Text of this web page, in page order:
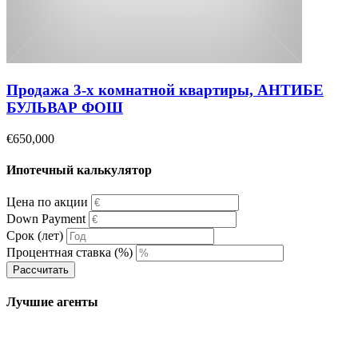
Продажа 3-х комнатной квартиры, АНТИБЕ
БУЛЬВАР ФОШ
€650,000
Ипотечный калькулятор
Цена по акции
Down Payment
Срок (лет)
Процентная ставка (%)
Рассчитать
Лучшие агенты